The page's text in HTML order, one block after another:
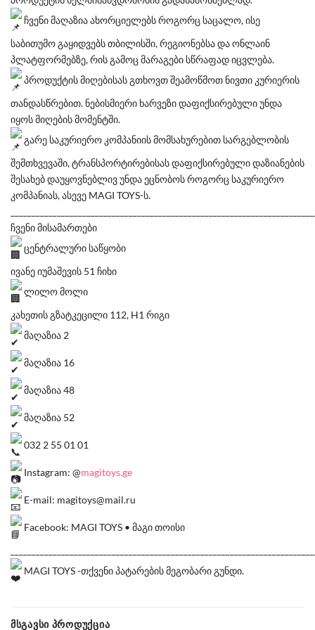
ჩვენი მაღაზია ახორციელებს როგორც საცალო, ისე
საბითუმო გაყიდვებს თბილისში, რეგიონებსა და ონლაინ
პლატფორმებზე, რის გამოც მარაგები სწრაფად იცვლება.
პროდუქტის მიღებისას გთხოვთ შეამოწმოთ ნივთი კურიერის
თანდასწრებით. ნებისმიერი ხარვეზი დაფიქსირებული უნდა
იყოს მიღების მომენტში.
გარე საკურიერო კომპანიის მომსახურებით სარგებლობის
შემთხვევაში, ტრანსპორტირებისას დაფიქსირებული დაზიანების
შესახებ დაუყოვნებლივ უნდა ეცნობოს როგორც საკურიერო
კომპანიას, ასევე MAGI TOYS-ს.
ჩვენი მისამართები
ცენტრალური საწყობი
ივანე იუმაშევის 51 ჩიხი
ლილო მოლი
კახეთის გზატკეცილი 112, H1 რიგი
მაღაზია 2
მაღაზია 16
მაღაზია 48
მაღაზია 52
032 2 55 01 01
Instagram: @magitoys.ge
E-mail: magitoys@mail.ru
Facebook: MAGI TOYS • მაგი თოისი
MAGI TOYS -თქვენი პატარების მეგობარი გუნდი.
ᲛᲡᲒᲐᲕᲡᲘ ᲞᲠᲝᲓᲣᲥᲪᲘᲐ